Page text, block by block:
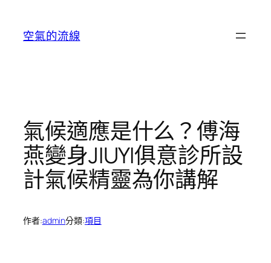
空氣的流線
氣候適應是什么？傅海
燕變身JIUYI俱意診所設
計氣候精靈為你講解
作者:admin分類:項目